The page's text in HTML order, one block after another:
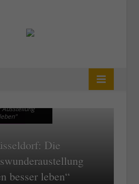
Die
besser leben“